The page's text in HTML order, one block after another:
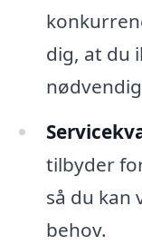
dig, at du
tilbyder
så du kan
behov.